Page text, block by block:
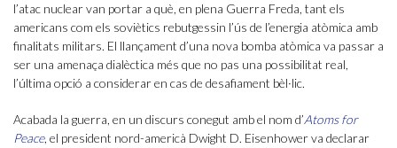
l’atac nuclear van portar a què, en plena Guerra Freda, tant els
americans com els soviètics rebutgessin l’ús de l’energia atòmica amb
finalitats militars. El llançament d’una nova bomba atòmica va passar a
ser una amenaça dialèctica més que no pas una possibilitat real,
l’última opció a considerar en cas de desafiament bèl·lic.
Acabada la guerra, en un discurs conegut amb el nom d’Atoms for
Peace, el president nord-americà Dwight D. Eisenhower va declarar